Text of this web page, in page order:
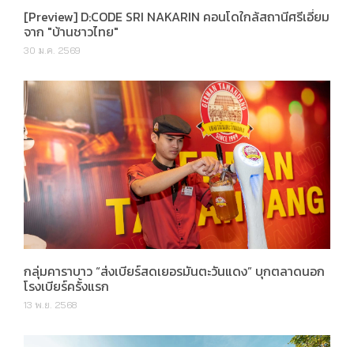
[Preview] D:CODE SRI NAKARIN คอนโดใกล้สถานีศรีเอี่ยม
จาก "บ้านชาวไทย"
30 ม.ค. 2569
กลุ่มคาราบาว “ส่งเบียร์สดเยอรมันตะวันแดง” บุกตลาดนอก
โรงเบียร์ครั้งแรก
13 พ.ย. 2568